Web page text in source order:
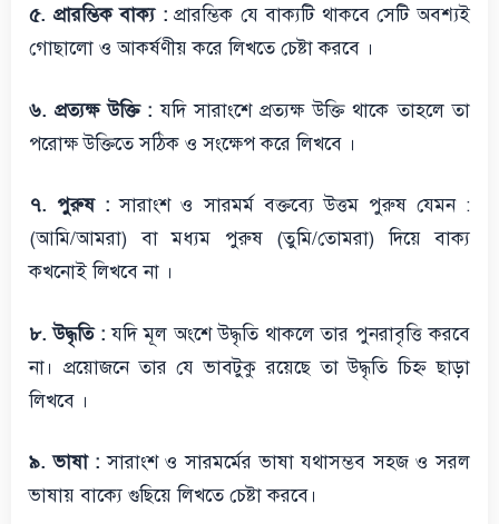
৫. প্রারম্ভিক বাক্য :প্রারম্ভিক যে বাক্যটি থাকবে সেটি অবশ্যই
গোছালো ও আকর্ষণীয় করে লিখতে চেষ্টা করবে ।
৬. প্রত্যক্ষ উক্তি : যদি সারাংশে প্রত্যক্ষ উক্তি থাকে তাহলে তা
পরোক্ষ উক্তিতে সঠিক ও সংক্ষেপ করে লিখবে ।
৭. পুরুষ : সারাংশ ও সারমর্ম বক্তব্যে উত্তম পুরুষ যেমন :
(আমি/আমরা) বা মধ্যম পুরুষ (তুমি/তোমরা) দিয়ে বাক্য
কখনোই লিখবে না ।
৮. উদ্ধৃতি : যদি মূল অংশে উদ্ধৃতি থাকলে তার পুনরাবৃত্তি করবে
না। প্রয়োজনে তার যে ভাবটুকু রয়েছে তা উদ্ধৃতি চিহ্ন ছাড়া
লিখবে ।
৯. ভাষা : সারাংশ ও সারমর্মের ভাষা যথাসম্ভব সহজ ও সরল
ভাষায় বাক্যে গুছিয়ে লিখতে চেষ্টা করবে।